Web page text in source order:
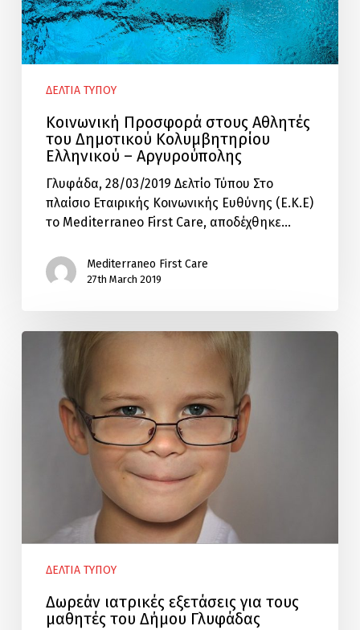
Αργυρούπολης
ΔΕΛΤΙΑ ΤΥΠΟΥ
Κοινωνική Προσφορά στους Αθλητές
του Δημοτικού Κολυμβητηρίου
Ελληνικού – Αργυρούπολης
Γλυφάδα, 28/03/2019 Δελτίο Τύπου Στο
πλαίσιο Εταιρικής Κοινωνικής Ευθύνης (Ε.Κ.Ε)
το Mediterraneo First Care, αποδέχθηκε…
Mediterraneo First Care
27th March 2019
μαθητές
ΔΕΛΤΙΑ ΤΥΠΟΥ
Δωρεάν ιατρικές εξετάσεις για τους
μαθητές του Δήμου Γλυφάδας